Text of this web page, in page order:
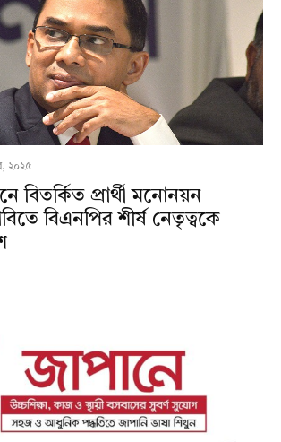
২০২৫
প্রার্থী মনোনয়ন
বিএনপির শীর্ষ নেতৃত্বকে